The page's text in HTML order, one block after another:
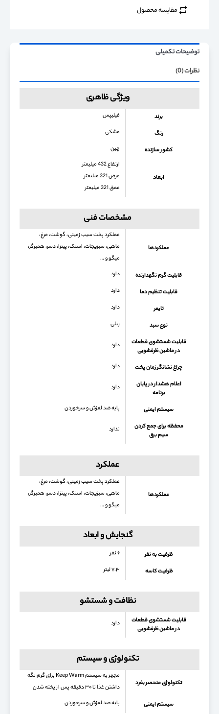
مقایسه محصول
توضیحات تکمیلی
نظرات (0)
ویژگی ظاهری
برند فیلیپس
رنگ مشکی
کشور سازنده چین
ابعاد
ارتفاع 432 میلیمتر
عرض 321 میلیمتر
عمق 321 میلیمتر
مشخصات فنی
عملکردها
عملکرد پخت سیب زمینی، گوشت، مرغ،
ماهی، سبزیجات، اسنک، پیتزا، دسر، همبرگر،
میگو و …
قابلیت گرم نگهدارنده
دارد
قابلیت تنظیم دما دارد
تایمر دارد
نوع سبد ریلی
قابلیت شستشوی قطعات
در ماشین ظرفشویی
دارد
چراغ نشانگر زمان پخت دارد
اعلام هشدار در پایان
برنامه
دارد
سیستم ایمنی پایه ضد لغزش و سرخوردن
محفظه برای جمع كردن
سیم برق
ندارد
عملکرد
عملکردها
عملکرد پخت سیب زمینی، گوشت، مرغ،
ماهی، سبزیجات، اسنک، پیتزا، دسر، همبرگر،
میگو و …
گنجایش و ابعاد
ظرفیت به نفر ۶ نفر
ظرفیت کاسه ۷.۳ لیتر
نظافت و شستشو
قابلیت شستشوی قطعات
در ماشین ظرفشویی
دارد
تکنولوژی و سیستم
تکنولوژی منحصر بفرد
مجهز به سیستم Keep Warm برای گرم نگه
داشتن غذا تا ۳۰ دقیقه پس از پخته شدن
سیستم ایمنی
پایه ضد لغزش و سرخوردن